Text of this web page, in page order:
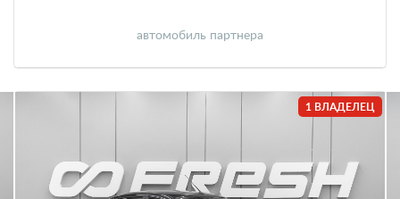
автомобиль партнера
1 ВЛАДЕЛЕЦ